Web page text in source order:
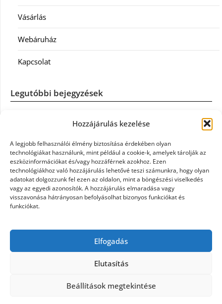
Hozzájárulás kezelése
A legjobb felhasználói élmény biztosítása érdekében olyan
technológiákat használunk, mint például a cookie-k, amelyek tárolják az
eszközinformációkat és/vagy hozzáférnek azokhoz. Ezen
technológiákhoz való hozzájárulás lehetővé teszi számunkra, hogy olyan
adatokat dolgozzunk fel ezen az oldalon, mint a böngészési viselkedés
vagy az egyedi azonosítók. A hozzájárulás elmaradása vagy
visszavonása hátrányosan befolyásolhat bizonyos funkciókat és
funkciókat.
Elfogadás
Elutasítás
Beállítások megtekintése
Vásárlás
Webáruház
Kapcsolat
Legutóbbi bejegyzések
Casco szélvédőcsere: mikor éri meg a biztosítást igénybe
Könyvelés: mikor érdemes könyvelőt váltani?
Szövetkezeti jog: miért elengedhetetlen a szakszerű jogi
háttér a biztonságos működéshez
Munkajogi ügyvéd: miért nem érdemes várni a jogi
Tüll anyag: elegancia és sokoldalúság a Szakatex
kínálatában